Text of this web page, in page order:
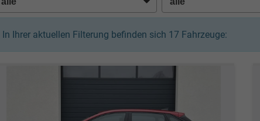
In Ihrer aktuellen Filterung befinden sich 17 Fahrzeuge: